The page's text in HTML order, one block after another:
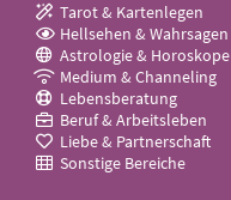
Tarot & Kartenlegen
Hellsehen & Wahrsagen
Astrologie & Horoskope
Medium & Channeling
Lebensberatung
Beruf & Arbeitsleben
Liebe & Partnerschaft
Sonstige Bereiche